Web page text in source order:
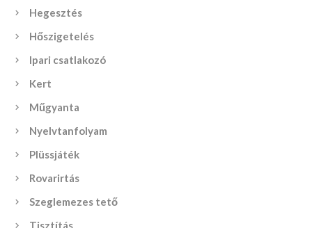
Hegesztés
Hőszigetelés
Ipari csatlakozó
Kert
Műgyanta
Nyelvtanfolyam
Plüssjáték
Rovarirtás
Szeglemezes tető
Tisztítás